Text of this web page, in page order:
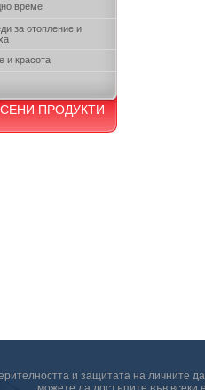
и защитата на личните
време
за отопление и
и красота
ПРОДУКТИ